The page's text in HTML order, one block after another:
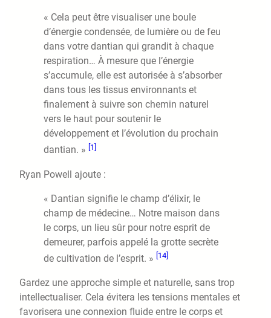
« Cela peut être visualiser une boule
d’énergie condensée, de lumière ou de feu
dans votre dantian qui grandit à chaque
respiration… À mesure que l’énergie
s’accumule, elle est autorisée à s’absorber
dans tous les tissus environnants et
finalement à suivre son chemin naturel
vers le haut pour soutenir le
développement et l’évolution du prochain
dantian. » [1]
Ryan Powell ajoute :
« Dantian signifie le champ d’élixir, le
champ de médecine… Notre maison dans
le corps, un lieu sûr pour notre esprit de
demeurer, parfois appelé la grotte secrète
de cultivation de l’esprit. » [14]
Gardez une approche simple et naturelle, sans trop
intellectualiser. Cela évitera les tensions mentales et
favorisera une connexion fluide entre le corps et